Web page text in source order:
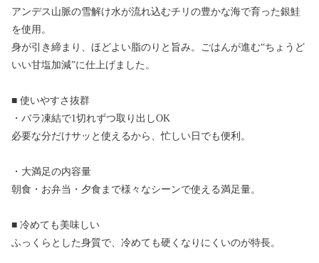
アンデス山脈の雪解け水が流れ込むチリの豊かな海で育った銀鮭
を使用。
身が引き締まり、ほどよい脂のりと旨み。ごはんが進む“ちょうど
いい甘塩加減”に仕上げました。
■ 使いやすさ抜群
・バラ凍結で1切れずつ取り出しOK
必要な分だけサッと使えるから、忙しい日でも便利。
・大満足の内容量
朝食・お弁当・夕食まで様々なシーンで使える満足量。
■ 冷めても美味しい
ふっくらとした身質で、冷めても硬くなりにくいのが特長。